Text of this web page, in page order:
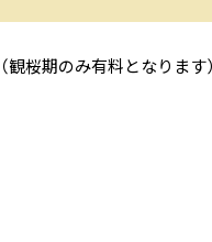
桜期のみ有料となります）